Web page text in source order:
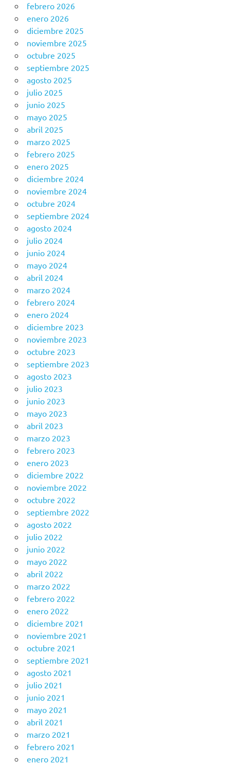
febrero 2026
enero 2026
diciembre 2025
noviembre 2025
octubre 2025
septiembre 2025
agosto 2025
julio 2025
junio 2025
mayo 2025
abril 2025
marzo 2025
febrero 2025
enero 2025
diciembre 2024
noviembre 2024
octubre 2024
septiembre 2024
agosto 2024
julio 2024
junio 2024
mayo 2024
abril 2024
marzo 2024
febrero 2024
enero 2024
diciembre 2023
noviembre 2023
octubre 2023
septiembre 2023
agosto 2023
julio 2023
junio 2023
mayo 2023
abril 2023
marzo 2023
febrero 2023
enero 2023
diciembre 2022
noviembre 2022
octubre 2022
septiembre 2022
agosto 2022
julio 2022
junio 2022
mayo 2022
abril 2022
marzo 2022
febrero 2022
enero 2022
diciembre 2021
noviembre 2021
octubre 2021
septiembre 2021
agosto 2021
julio 2021
junio 2021
mayo 2021
abril 2021
marzo 2021
febrero 2021
enero 2021